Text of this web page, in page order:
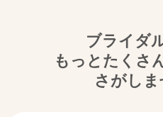
ブライダ
もっとたくさ
さがしま